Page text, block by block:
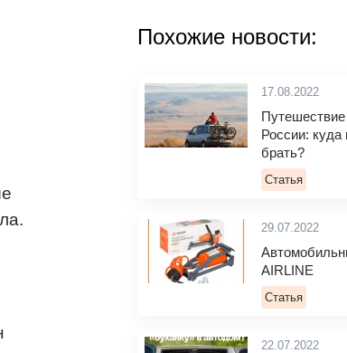
Похожие новости:
17.08.2022
России: куда
брать?
Статья
29.07.2022
AIRLINE
Статья
22.07.2022